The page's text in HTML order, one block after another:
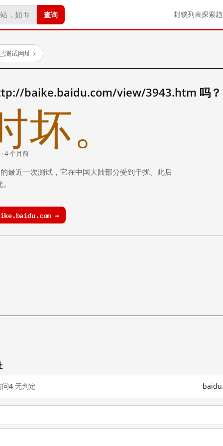
查询 封锁列表探索
测试网址→
baike.baidu.com/view/3943.htm 吗？
坏。
4 个月前
最近一次测试，它在中国大陆部分受到干扰。此后
→
问4 无判定